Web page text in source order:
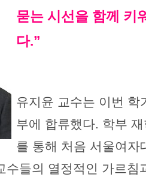
묻는 시선을 함께 키
다.”
유지윤 교수는 이번 학
부에 합류했다. 학부
를 통해 처음 서울여자
수들의 열정적인 가르침